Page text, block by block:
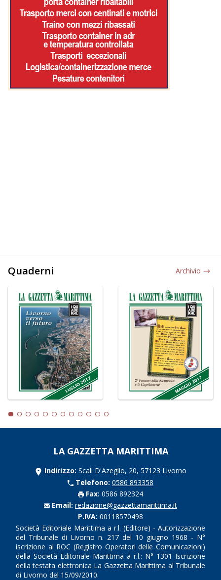
Quaderni Archivio
LA GAZZETTA MARITTIMA
Indirizzo: Scali D'Azeglio, 20, 57123 Livorno
Telefono: 0586 893358
Fax: 0586 892324
Email: redazione@gazzettamarittima.it
P.IVA: 00118570498
Società Editoriale Marittima a r.l. (Editore) - Autorizzazione
del Tribunale di Livorno n. 217 del 10 giugno 1968 - N°
iscrizione al ROC (Registro Operatori delle Comunicazioni)
della Società Editoriale Marittima a r.l.: N° 1301 Iscrizione
della testata elettronica La Gazzetta Marittima al Tribunale
di Livorno del 15/09/2010.